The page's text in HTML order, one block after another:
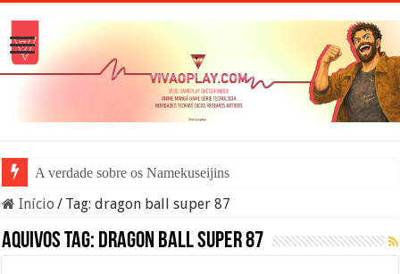
A verdade sobre os Namekuseijins – DRAG
Início / Tag:dragon ball super 87
Aquivos tag: dragon ball super 87